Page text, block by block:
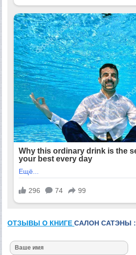
ОТЗЫВЫ О КНИГЕСАЛОН САТЭНЫ :